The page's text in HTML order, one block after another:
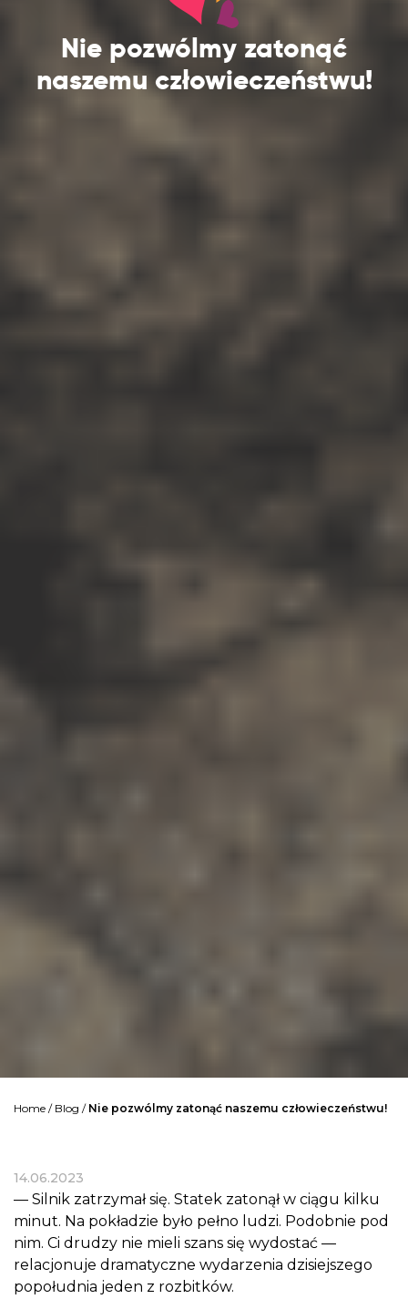
Nie pozwólmy zatonąć
naszemu człowieczeństwu!
Home / Blog / Nie pozwólmy zatonąć naszemu człowieczeństwu!
14.06.2023
— Silnik zatrzymał się. Statek zatonął w ciągu kilku
minut. Na pokładzie było pełno ludzi. Podobnie pod
nim. Ci drudzy nie mieli szans się wydostać —
relacjonuje dramatyczne wydarzenia dzisiejszego
popołudnia jeden z rozbitków.